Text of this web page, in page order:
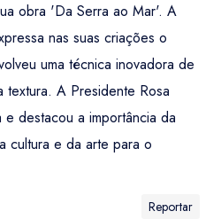
obra 'Da Serra ao Mar'. A
nas suas criações o
uma técnica inovadora de
textura. A Presidente Rosa
destacou a importância da
cultura e da arte para o
Reportar